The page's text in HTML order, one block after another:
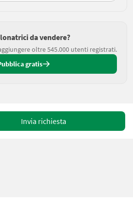
da vendere?
oltre 545.000 utenti registrati.
gratis
Invia richiesta